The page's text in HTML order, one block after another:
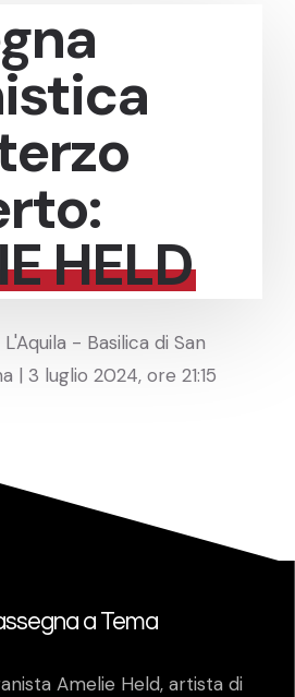
HELD
- Basilica di San
| 3 luglio 2024, ore 21:15
a Tema
Amelie Held, artista di